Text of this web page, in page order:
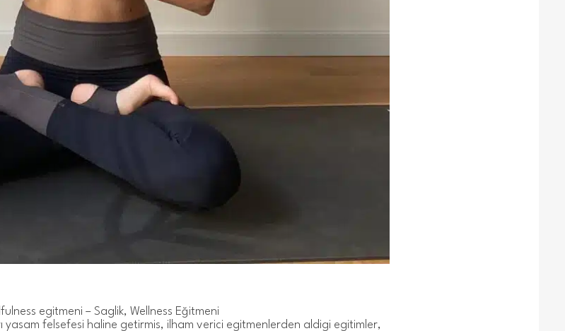
egitmeni – Saglik, Wellness Eğitmeni
felsefesi haline getirmis, ilham verici egitmenlerden aldigi egitimler,